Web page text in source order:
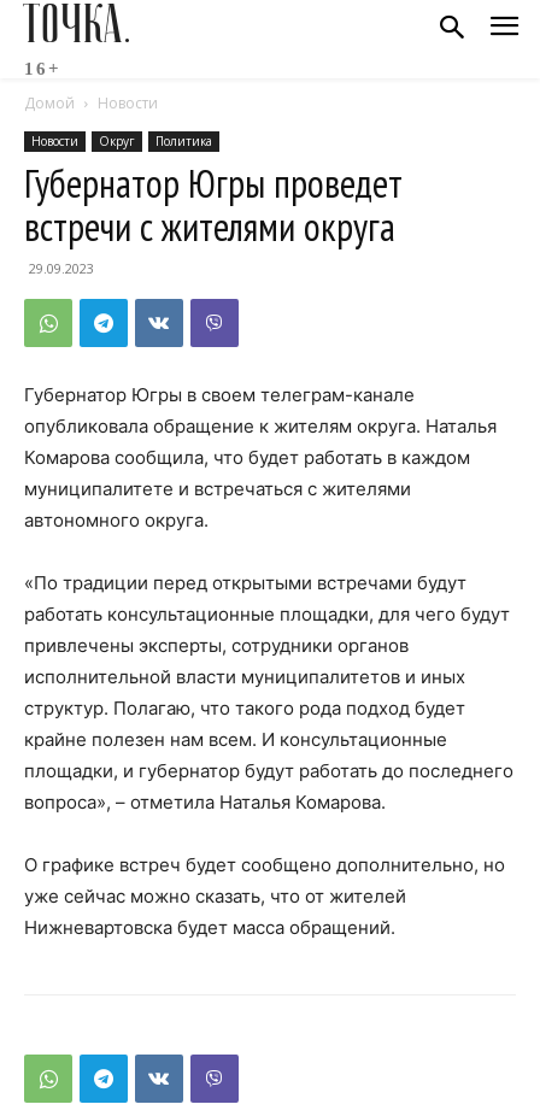
ТОЧКА.
16+
Домой Новости
Новости Округ Политика
Губернатор Югры проведет
встречи с жителями округа
29.09.2023
Губернатор Югры в своем телеграм-канале
опубликовала обращение к жителям округа. Наталья
Комарова сообщила, что будет работать в каждом
муниципалитете и встречаться с жителями
автономного округа.
«По традиции перед открытыми встречами будут
работать консультационные площадки, для чего будут
привлечены эксперты, сотрудники органов
исполнительной власти муниципалитетов и иных
структур. Полагаю, что такого рода подход будет
крайне полезен нам всем. И консультационные
площадки, и губернатор будут работать до последнего
вопроса», – отметила Наталья Комарова.
О графике встреч будет сообщено дополнительно, но
уже сейчас можно сказать, что от жителей
Нижневартовска будет масса обращений.